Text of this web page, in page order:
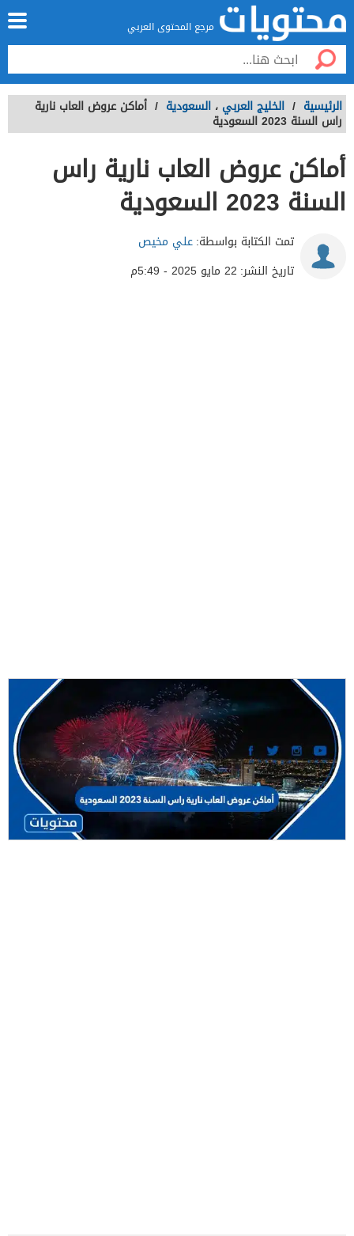
مرجع المحتوى العربي
الرئيسية / الخليج العربي ، السعودية / أماكن عروض العاب نارية
راس السنة 2023 السعودية
أماكن عروض العاب نارية راس
السنة 2023 السعودية
تمت الكتابة بواسطة:علي مخيص
تاريخ النشر: 22 مايو 2025 - 5:49م